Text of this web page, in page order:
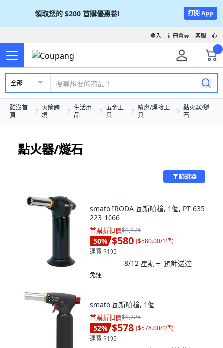
領取您的 $200 首購優惠卷! 打開 App
客服中心
註冊會員
登入
全部
酷澎首
頁
火箭跨
境
生活用
品
五金工
具
噴燈/焊接工
具
點火器/燧
石
點火器/燧石
篩選器
smato IRODA 瓦斯噴槍, 1個, PT-635
223-1066
首購折扣價$1,174
50% $580 ($580.00/1個)
運費 $195
8/12 星期三 預計送達
免運
smato 瓦斯噴槍, 1個
首購折扣價$1,225
52% $578 ($578.00/1個)
運費 $195